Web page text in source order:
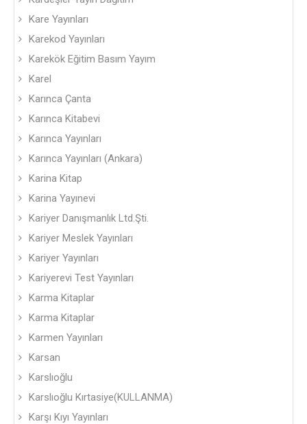
Kare Yayınları
Karekod Yayınları
Karekök Eğitim Basım Yayım
Karel
Karınca Çanta
Karınca Kitabevi
Karınca Yayınları
Karınca Yayınları (Ankara)
Karina Kitap
Karina Yayınevi
Kariyer Danışmanlık Ltd.Şti.
Kariyer Meslek Yayınları
Kariyer Yayınları
Kariyerevi Test Yayınları
Karma Kitaplar
Karma Kitaplar
Karmen Yayınları
Karsan
Karslıoğlu
Karslıoğlu Kırtasiye(KULLANMA)
Karşı Kıyı Yayınları